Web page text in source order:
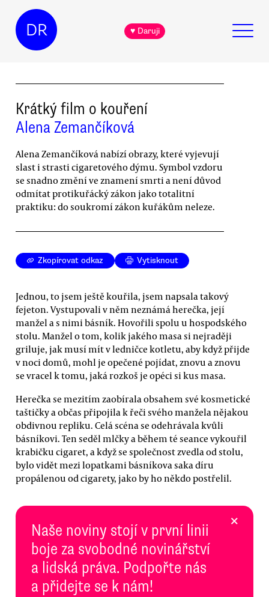
DR ♥ Daruji
Krátký film o kouření
Alena Zemančíková
Alena Zemančíková nabízí obrazy, které vyjevují
slast i strasti cigaretového dýmu. Symbol vzdoru
se snadno změní ve znamení smrti a není důvod
odmítat protikuřácký zákon jako totalitní
praktiku: do soukromí zákon kuřákům neleze.
Zkopírovat odkaz Vytisknout
Jednou, to jsem ještě kouřila, jsem napsala takový
fejeton. Vystupovali v něm neznámá herečka, její
manžel a s nimi básník. Hovořili spolu u hospodského
stolu. Manžel o tom, kolik jakého masa si nejraději
griluje, jak musí mít v ledničce kotletu, aby když přijde
v noci domů, mohl je opečené pojídat, znovu a znovu
se vracel k tomu, jaká rozkoš je opéci si kus masa.
Herečka se mezitím zaobírala obsahem své kosmetické
taštičky a občas připojila k řeči svého manžela nějakou
obdivnou repliku. Celá scéna se odehrávala kvůli
básníkovi. Ten seděl mlčky a během té seance vykouřil
krabičku cigaret, a když se společnost zvedla od stolu,
bylo vidět mezi lopatkami básníkova saka díru
propálenou od cigarety, jako by ho někdo postřelil.
Naše noviny stojí v první linii
boje za svobodné novinářství
a lidská práva. Podpořte nás
a přidejte se k nám!
×